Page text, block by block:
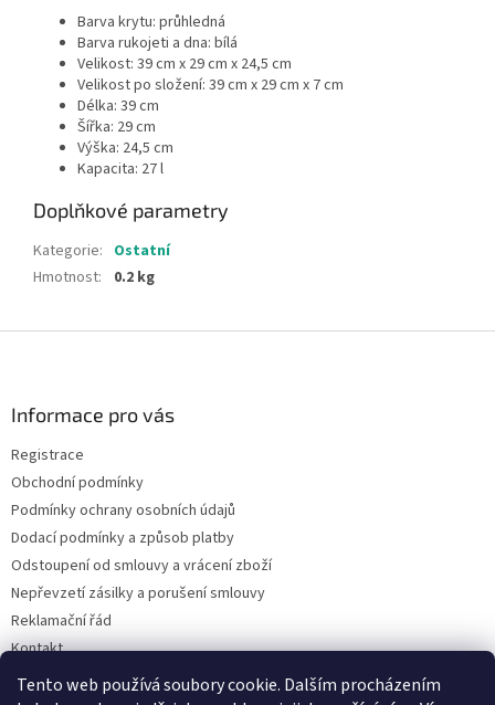
Tento web používá soubory cookie. Dalším procházením
Barva krytu: průhledná
Barva rukojeti a dna: bílá
Velikost: 39 cm x 29 cm x 24,5 cm
Velikost po složení: 39 cm x 29 cm x 7 cm
Délka: 39 cm
Šířka: 29 cm
Výška: 24,5 cm
Kapacita: 27 l
Doplňkové parametry
Kategorie: Ostatní
Hmotnost: 0.2 kg
Informace pro vás
Registrace
Obchodní podmínky
Podmínky ochrany osobních údajů
Dodací podmínky a způsob platby
Odstoupení od smlouvy a vrácení zboží
Nepřevzetí zásilky a porušení smlouvy
Reklamační řád
Kontakt
Napište nám